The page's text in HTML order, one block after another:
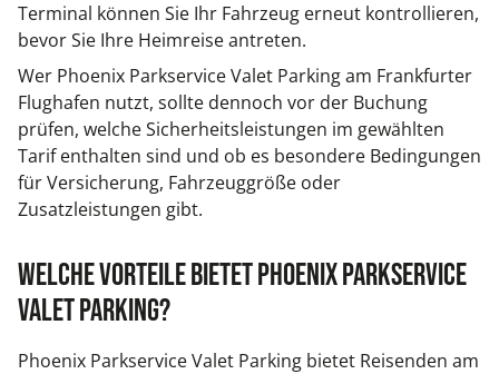
Terminal können Sie Ihr Fahrzeug erneut kontrollieren,
bevor Sie Ihre Heimreise antreten.
Wer Phoenix Parkservice Valet Parking am Frankfurter
Flughafen nutzt, sollte dennoch vor der Buchung
prüfen, welche Sicherheitsleistungen im gewählten
Tarif enthalten sind und ob es besondere Bedingungen
für Versicherung, Fahrzeuggröße oder
Zusatzleistungen gibt.
Welche Vorteile bietet Phoenix Parkservice
Valet Parking?
Phoenix Parkservice Valet Parking bietet Reisenden am